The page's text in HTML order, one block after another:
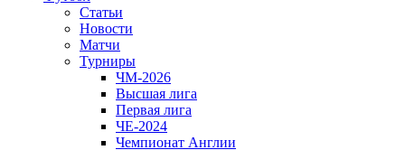
Статьи
Новости
Матчи
Турниры
ЧМ-2026
Высшая лига
Первая лига
ЧЕ-2024
Чемпионат Англии